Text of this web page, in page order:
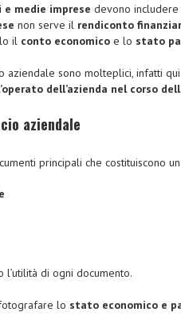
e medie imprese devono
non serve il rendiconto
il conto economico e lo stato
aziendale sono molteplici, infatti
dell’azienda nel corso
aziendale
principali che costituiscono
di ogni documento.
lo stato economico e